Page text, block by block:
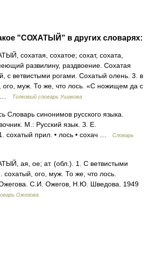
"СОХАТЫЙ" в других словарях:
сохатая, сохатое; сохат, сохата,
развилину, раздвоение. Сохатая
с ветвистыми рогами. Сохатый олень. 3. в
ого, муж. То же, что лось. «С ножищем да с
…
Толковый словарь Ушакова
Словарь синонимов русского языка.
М.: Русский язык. З. Е.
сохатый прил. • лось • сохач …
Словарь
ая, ое; ат. (обл.). 1. С ветвистыми
сохатый, ого, муж. То же, что лось.
С.И. Ожегов, Н.Ю. Шведова. 1949
Ожегова